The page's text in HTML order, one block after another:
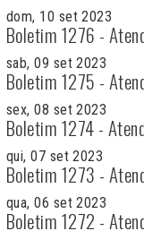
dom, 10 set 2023
Boletim 1276 -
sab, 09 set 2023
Boletim 1275 -
sex, 08 set 2023
Boletim 1274 -
qui, 07 set 2023
Boletim 1273 -
qua, 06 set 2023
Boletim 1272 -